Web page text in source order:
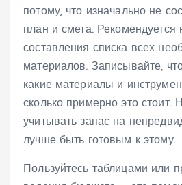
потому, что изначально не
план и смета. Рекомендуется
составления списка всех
материалов. Записывайте,
какие материалы и
сколько примерно это стоит.
учитывать запас на
лучше быть готовым к этому.
Пользуйтесь таблицами или